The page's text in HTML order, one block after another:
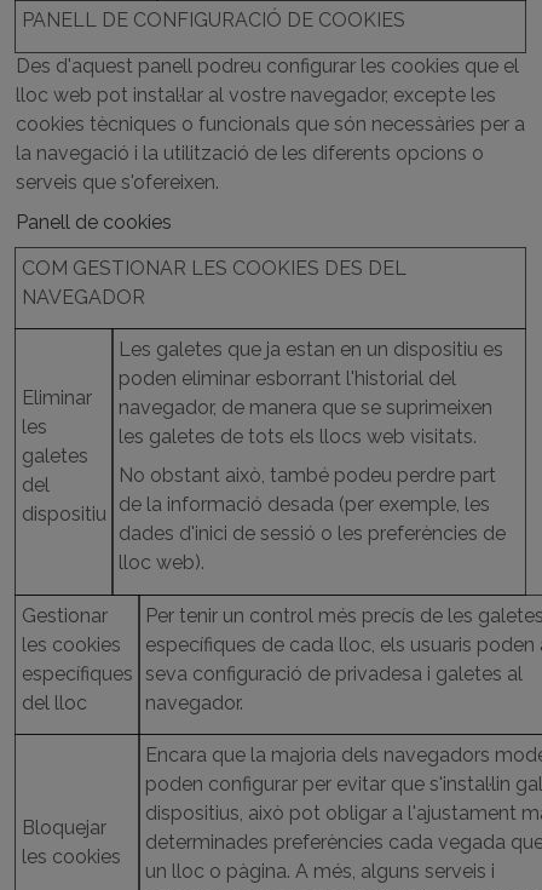
PANELL DE CONFIGURACIÓ DE COOKIES
Des d'aquest panell podreu configurar les cookies que el
lloc web pot instal·lar al vostre navegador, excepte les
cookies tècniques o funcionals que són necessàries per a
la navegació i la utilització de les diferents opcions o
serveis que s'ofereixen.
Panell de cookies
COM GESTIONAR LES COOKIES DES DEL
NAVEGADOR
Eliminar
les
galetes
del
dispositiu
Les galetes que ja estan en un dispositiu es
poden eliminar esborrant l'historial del
navegador, de manera que se suprimeixen
les galetes de tots els llocs web visitats.
No obstant això, també podeu perdre part
de la informació desada (per exemple, les
dades d'inici de sessió o les preferències de
lloc web).
Gestionar
les cookies
específiques
del lloc
Per tenir un control més precís de les
específiques de cada lloc, els usuaris poden
seva configuració de privadesa i galetes al
navegador.
Bloquejar
les cookies
Encara que la majoria dels navegadors
poden configurar per evitar que s'instal·lin
dispositius, això pot obligar a l'ajustament
determinades preferències cada vegada
un lloc o pàgina. A més, alguns serveis i